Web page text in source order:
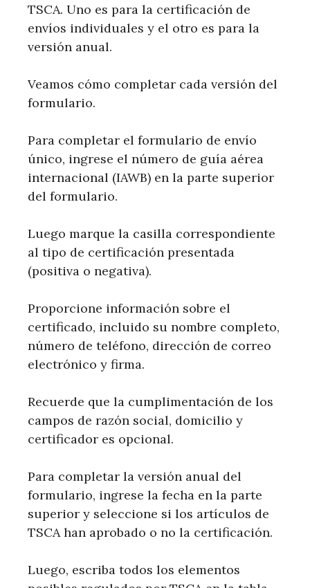
TSCA. Uno es para la certificación de
envíos individuales y el otro es para la
versión anual.
Veamos cómo completar cada versión del
formulario.
Para completar el formulario de envío
único, ingrese el número de guía aérea
internacional (IAWB) en la parte superior
del formulario.
Luego marque la casilla correspondiente
al tipo de certificación presentada
(positiva o negativa).
Proporcione información sobre el
certificado, incluido su nombre completo,
número de teléfono, dirección de correo
electrónico y firma.
Recuerde que la cumplimentación de los
campos de razón social, domicilio y
certificador es opcional.
Para completar la versión anual del
formulario, ingrese la fecha en la parte
superior y seleccione si los artículos de
TSCA han aprobado o no la certificación.
Luego, escriba todos los elementos